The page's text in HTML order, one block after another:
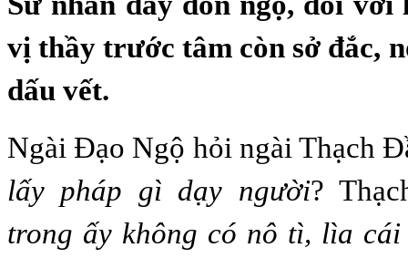
vị thầy trước tâm còn sở đắc,
dấu vết.
Ngài Đạo Ngộ hỏi ngài Thạch
lấy pháp gì dạy người?
trong ấy không có nô tì, lìa